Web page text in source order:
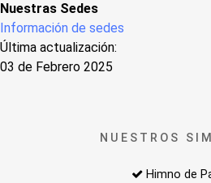
Nuestras Sedes
Información de sedes
Última actualización:
03 de Febrero 2025
NUESTROS
Himno de